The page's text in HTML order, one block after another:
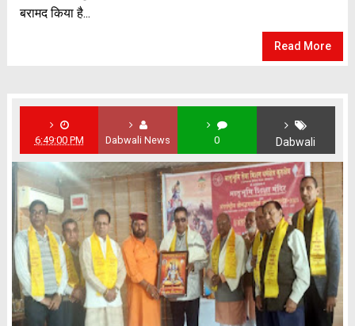
बरामद किया है...
Read More
6:49:00 PM Dabwali News 0 Dabwali